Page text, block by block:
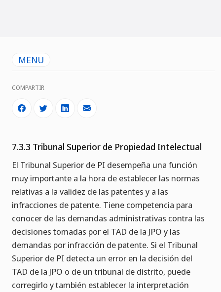
MENU
COMPARTIR
7.3.3 Tribunal Superior de Propiedad Intelectual
El Tribunal Superior de PI desempeña una función
muy importante a la hora de establecer las normas
relativas a la validez de las patentes y a las
infracciones de patente. Tiene competencia para
conocer de las demandas administrativas contra las
decisiones tomadas por el TAD de la JPO y las
demandas por infracción de patente. Si el Tribunal
Superior de PI detecta un error en la decisión del
TAD de la JPO o de un tribunal de distrito, puede
corregirlo y también establecer la interpretación